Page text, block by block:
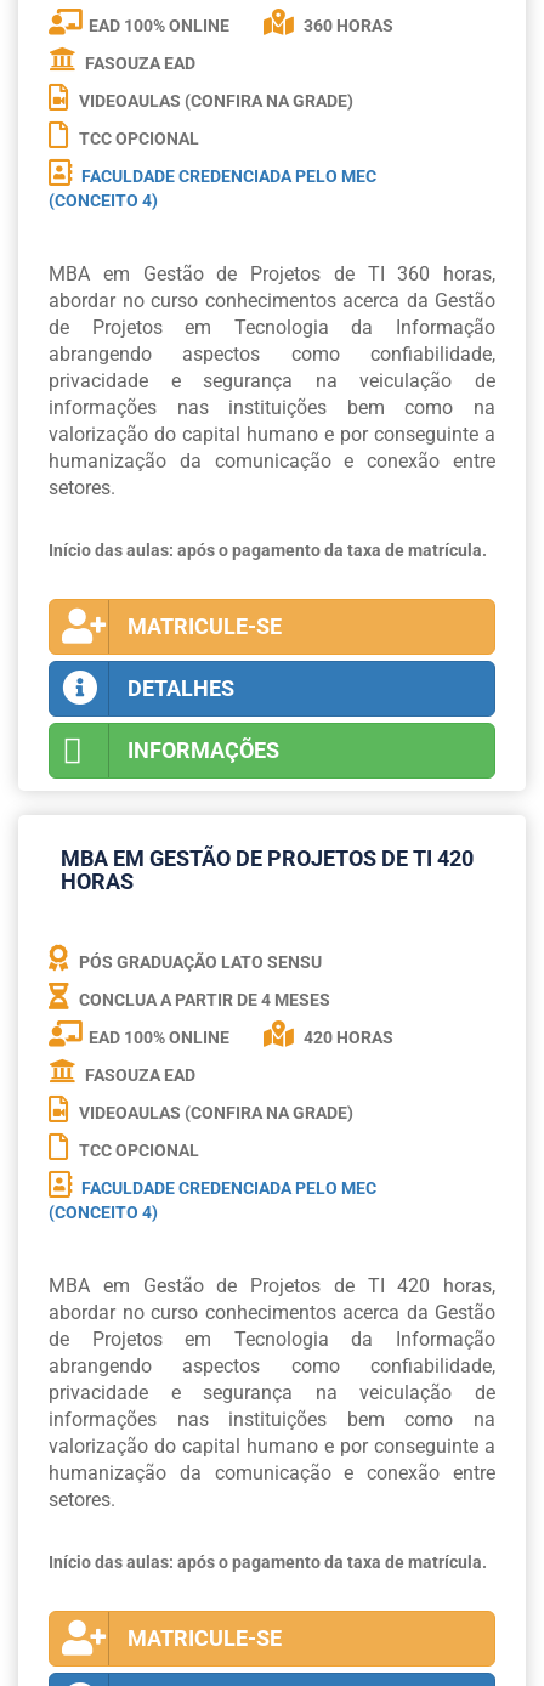
EAD 100% ONLINE
360 HORAS
FASOUZA EAD
VIDEOAULAS (CONFIRA NA GRADE)
TCC OPCIONAL
FACULDADE CREDENCIADA PELO MEC
(CONCEITO 4)
MBA em Gestão de Projetos de TI 360 horas,
abordar no curso conhecimentos acerca da Gestão
de Projetos em Tecnologia da Informação
abrangendo aspectos como confiabilidade,
privacidade e segurança na veiculação de
informações nas instituições bem como na
valorização do capital humano e por conseguinte a
humanização da comunicação e conexão entre
setores.
Início das aulas: após o pagamento da taxa de matrícula.
MATRICULE-SE
DETALHES
INFORMAÇÕES
MBA EM GESTÃO DE PROJETOS DE TI 420
HORAS
PÓS GRADUAÇÃO LATO SENSU
CONCLUA A PARTIR DE4 MESES
EAD 100% ONLINE
420 HORAS
FASOUZA EAD
VIDEOAULAS (CONFIRA NA GRADE)
TCC OPCIONAL
FACULDADE CREDENCIADA PELO MEC
(CONCEITO 4)
MBA em Gestão de Projetos de TI 420 horas,
abordar no curso conhecimentos acerca da Gestão
de Projetos em Tecnologia da Informação
abrangendo aspectos como confiabilidade,
privacidade e segurança na veiculação de
informações nas instituições bem como na
valorização do capital humano e por conseguinte a
humanização da comunicação e conexão entre
setores.
Início das aulas: após o pagamento da taxa de matrícula.
MATRICULE-SE